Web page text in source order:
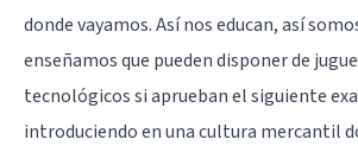
donde vayamos. Así nos educan, así
enseñamos que pueden disponer de
tecnológicos si aprueban el siguiente
introduciendo en una cultura mercantil